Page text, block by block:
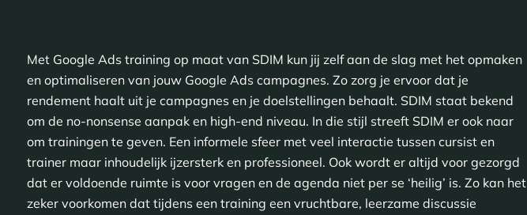
Met Google Ads training op maat van SDIM kun jij zelf aan de slag met het opmaken
en optimaliseren van jouw Google Ads campagnes. Zo zorg je ervoor dat je
rendement haalt uit je campagnes en je doelstellingen behaalt. SDIM staat bekend
om de no-nonsense aanpak en high-end niveau. In die stijl streeft SDIM er ook naar
om trainingen te geven. Een informele sfeer met veel interactie tussen cursist en
trainer maar inhoudelijk ijzersterk en professioneel. Ook wordt er altijd voor gezorgd
dat er voldoende ruimte is voor vragen en de agenda niet per se ‘heilig’ is. Zo kan het
zeker voorkomen dat tijdens een training een vruchtbare, leerzame discussie